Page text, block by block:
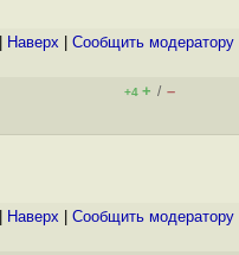
Наверх Cообщить модератору
+4 + / –
Наверх Cообщить модератору